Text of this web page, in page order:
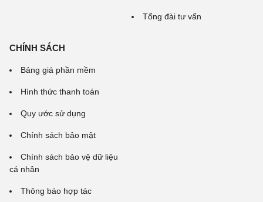
Tổng đài tư vấn
CHÍNH SÁCH
Bảng giá phần mềm
Hình thức thanh toán
Quy ước sử dụng
Chính sách bảo mật
Chính sách bảo vệ dữ liệu
cá nhân
Thông báo hợp tác